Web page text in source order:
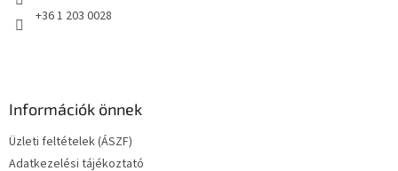
+36 1 203 0028
Információk önnek
Üzleti feltételek (ÁSZF)
Adatkezelési tájékoztató